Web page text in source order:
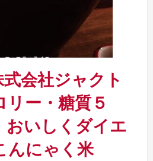
式会社ジャクト
リー・糖質５
おいしくダイエ
んにゃく米